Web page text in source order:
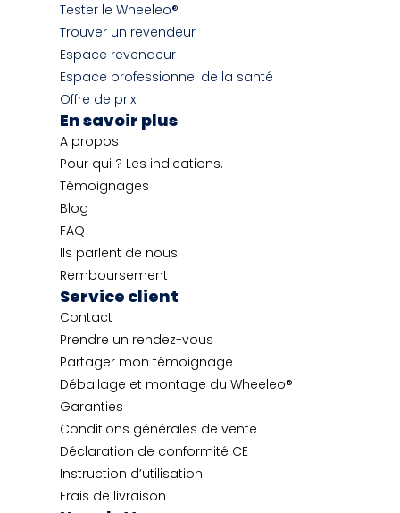
Tester le Wheeleo®
Trouver un revendeur
Espace revendeur
Espace professionnel de la santé
Offre de prix
En savoir plus
A propos
Pour qui ? Les indications.
Témoignages
Blog
FAQ
Ils parlent de nous
Remboursement
Service client
Contact
Prendre un rendez-vous
Partager mon témoignage
Déballage et montage du Wheeleo®
Garanties
Conditions générales de vente
Déclaration de conformité CE
Instruction d’utilisation
Frais de livraison